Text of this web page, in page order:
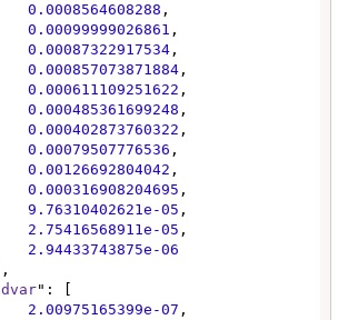
0.0008564608288 ,
0.00099999026861 ,
0.00087322917534 ,
0.000857073871884 ,
0.000611109251622 ,
0.000485361699248 ,
0.000402873760322 ,
0.00079507776536 ,
0.00126692804042 ,
0.000316908204695 ,
9.76310402621e-05 ,
2.75416568911e-05 ,
2.94433743875e-06
dvar": [
2.00975165399e-07 ,